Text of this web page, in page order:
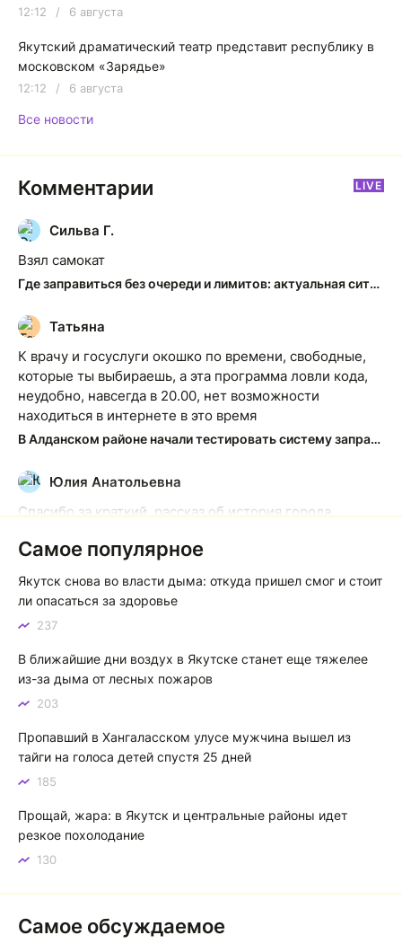
12:12 / 6 августа
Якутский драматический театр представит республику в
московском «Зарядье»
12:12 / 6 августа
Все новости
Комментарии LIVE
С
Сильва Г.
Взял самокат
Где заправиться без очереди и лимитов: актуальная ситуация на АЗС Якутска
Т
Татьяна
К врачу и госуслуги окошко по времени, свободные,
которые ты выбираешь, а эта программа ловли кода,
неудобно, навсегда в 20.00, нет возможности
находиться в интернете в это время
В Алданском районе начали тестировать систему заправки по QR-кодам
Ю
Юлия Анатольевна
Спасибо за краткий, рассказ об история города
Якутск сквозь века: от острога до столицы республики
К
Котя злой
Зной в Сибири, тем более в Якутске. Никакой это не
тем более говорить не приходиться. Не зря даже в
песнях поют…
Самое популярное
Якутск снова во власти дыма: откуда пришел смог и стоит
ли опасаться за здоровье
237
В ближайшие дни воздух в Якутске станет еще тяжелее
из-за дыма от лесных пожаров
203
Пропавший в Хангаласском улусе мужчина вышел из
тайги на голоса детей спустя 25 дней
185
Прощай, жара: в Якутск и центральные районы идет
резкое похолодание
130
Самое обсуждаемое